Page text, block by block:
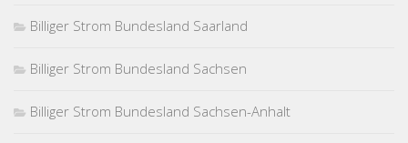
Billiger Strom Bundesland Saarland
Billiger Strom Bundesland Sachsen
Billiger Strom Bundesland Sachsen-Anhalt